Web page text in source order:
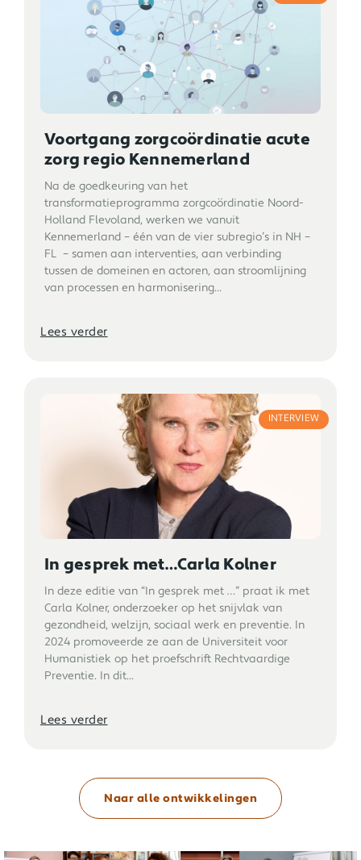
Voortgang zorgcoördinatie acute
zorg regio Kennemerland
Na de goedkeuring van het
transformatieprogramma zorgcoördinatie Noord-
Holland Flevoland, werken we vanuit
Kennemerland – één van de vier subregio’s in NH –
FL – samen aan interventies, aan verbinding
tussen de domeinen en actoren, aan stroomlijning
van processen en harmonisering...
Lees verder
INTERVIEW
In gesprek met…Carla Kolner
In deze editie van “In gesprek met …” praat ik met
Carla Kolner, onderzoeker op het snijvlak van
gezondheid, welzijn, sociaal werk en preventie. In
2024 promoveerde ze aan de Universiteit voor
Humanistiek op het proefschrift Rechtvaardige
Preventie. In dit...
Lees verder
Naar alle ontwikkelingen